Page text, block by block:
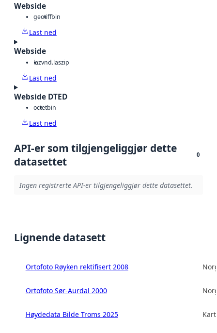
Webside
geotiffbin
Last ned
Webside
lazvnd.laszip
Last ned
Webside DTED
octetbin
Last ned
API-er som tilgjengeliggjør dette
datasettet
0
Ingen registrerte API-er tilgjengeliggjør dette datasettet.
Lignende datasett
Ortofoto Røyken rektifisert 2008
Ortofoto Sør-Aurdal 2000
Høydedata Bilde Troms 2025